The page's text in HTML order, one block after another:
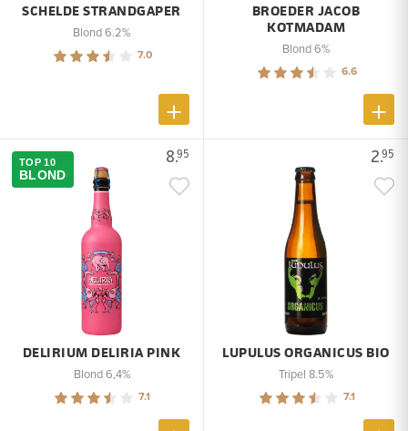
SCHELDE STRANDGAPER
Blond 6.2%
7.0
BROEDER JACOB
KOTMADAM
Blond 6%
6.6
8.95
TOP 10
BLOND
DELIRIUM DELIRIA PINK
Blond 6,4%
7.1
2.95
LUPULUS ORGANICUS BIO
Tripel 8.5%
7.1